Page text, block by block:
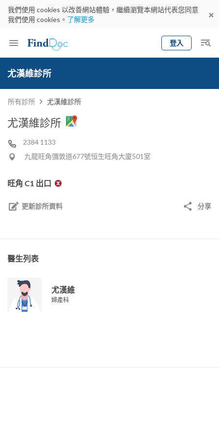
我們使用 cookies 以改善網站體驗，繼續瀏覽本網站代表您同意
我們使用 cookies。 了解更多
登入
Keyword
尤漢維診所
所有診所 尤漢維診所
尤漢維診所
2384 1133
九龍旺角彌敦道677號恒生旺角大廈501室
旺角 C1 出口
更新診所資料 分享
醫生列表
尤漢維
婦產科